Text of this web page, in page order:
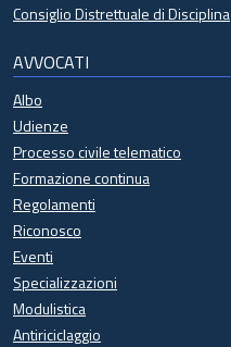
Consiglio Distrettuale di Disciplina
AVVOCATI
Albo
Udienze
Processo civile telematico
Formazione continua
Regolamenti
Riconosco
Eventi
Specializzazioni
Modulistica
Antiriciclaggio